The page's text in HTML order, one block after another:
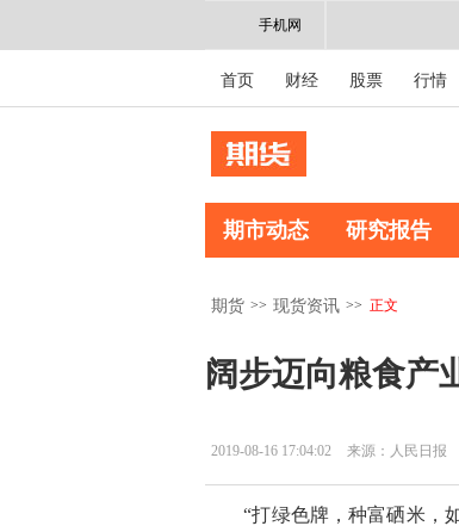
手机网
首页 财经 股票 行情
期市动态 研究报告
期货 >> 现货资讯 >> 正文
阔步迈向粮食产
2019-08-16 17:04:02 来源：人民日报
“打绿色牌，种富硒米，如